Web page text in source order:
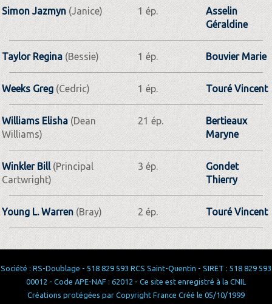
Simon Jazmyn(Janice) 1 ép.
Asselin
Géraldine
Taylor Regina(Bessie) 1 ép. Bouvier Marie
Weeks Greg(Cedric) 1 ép. Touré Vincent
Williams Elisha(Dean
Williams)
21 ép.
Bertieaux
Maryne
Winkler Bill(Principal
Cartwright)
3 ép.
Gondet
Thierry
Young L. Warren (Bray) 2 ép. Touré Vincent
Société : RS-Doublage - 518 829 593 RCS Saint-Quentin - SIRET : 518 829 593
00012 - Code APE-NAF : 62012 - Ce site est enregistré à la CNIL
Créations protégées par Copyright France Créé le 05/10/1999